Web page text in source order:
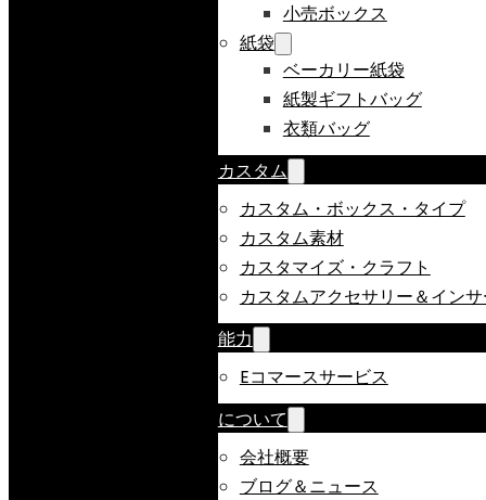
小売ボックス
紙袋
ベーカリー紙袋
紙製ギフトバッグ
衣類バッグ
カスタム
カスタム・ボックス・タイプ
カスタム素材
カスタマイズ・クラフト
カスタムアクセサリー＆イン
能力
Eコマースサービス
について
会社概要
ブログ＆ニュース